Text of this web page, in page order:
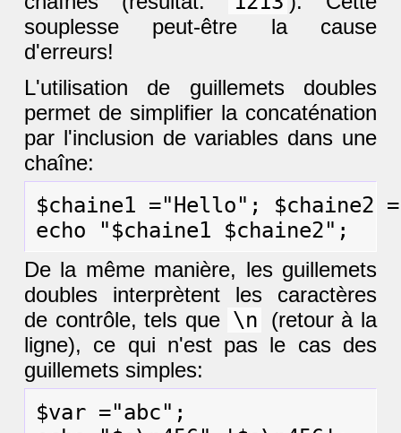
souplesse peut-être la cause
d'erreurs!
L'utilisation de guillemets doubles
permet de simplifier la concaténation
par l'inclusion de variables dans une
chaîne:
$chaine1 ="Hello"; $chaine2
De la même manière, les guillemets
doubles interprètent les caractères
de contrôle, tels que \n
(retour à la
ligne), ce qui n'est pas le cas des
guillemets simples:
$var ="abc";